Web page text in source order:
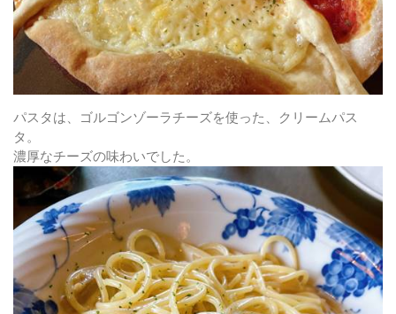
パスタは、ゴルゴンゾーラチーズを使った、クリームパス
タ。
濃厚なチーズの味わいでした。